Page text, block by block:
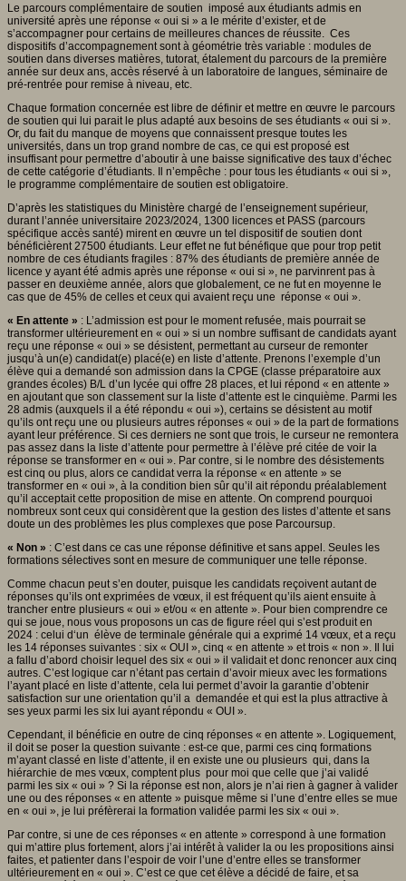
Le parcours complémentaire de soutien imposé aux étudiants admis en
université après une réponse « oui si » a le mérite d’exister, et de
s’accompagner pour certains de meilleures chances de réussite. Ces
dispositifs d’accompagnement sont à géométrie très variable : modules de
soutien dans diverses matières, tutorat, étalement du parcours de la première
année sur deux ans, accès réservé à un laboratoire de langues, séminaire de
pré-rentrée pour remise à niveau, etc.
Chaque formation concernée est libre de définir et mettre en œuvre le parcours
de soutien qui lui parait le plus adapté aux besoins de ses étudiants « oui si ».
Or, du fait du manque de moyens que connaissent presque toutes les
universités, dans un trop grand nombre de cas, ce qui est proposé est
insuffisant pour permettre d’aboutir à une baisse significative des taux d’échec
de cette catégorie d’étudiants. Il n’empêche : pour tous les étudiants « oui si »,
le programme complémentaire de soutien est obligatoire.
D’après les statistiques du Ministère chargé de l’enseignement supérieur,
durant l’année universitaire 2023/2024, 1300 licences et PASS (parcours
spécifique accès santé) mirent en œuvre un tel dispositif de soutien dont
bénéficièrent 27500 étudiants. Leur effet ne fut bénéfique que pour trop petit
nombre de ces étudiants fragiles : 87% des étudiants de première année de
licence y ayant été admis après une réponse « oui si », ne parvinrent pas à
passer en deuxième année, alors que globalement, ce ne fut en moyenne le
cas que de 45% de celles et ceux qui avaient reçu une réponse « oui ».
« En attente » : L’admission est pour le moment refusée, mais pourrait se
transformer ultérieurement en « oui » si un nombre suffisant de candidats ayant
reçu une réponse « oui » se désistent, permettant au curseur de remonter
jusqu’à un(e) candidat(e) placé(e) en liste d’attente. Prenons l’exemple d’un
élève qui a demandé son admission dans la CPGE (classe préparatoire aux
grandes écoles) B/L d’un lycée qui offre 28 places, et lui répond « en attente »
en ajoutant que son classement sur la liste d’attente est le cinquième. Parmi les
28 admis (auxquels il a été répondu « oui »), certains se désistent au motif
qu’ils ont reçu une ou plusieurs autres réponses « oui » de la part de formations
ayant leur préférence. Si ces derniers ne sont que trois, le curseur ne remontera
pas assez dans la liste d’attente pour permettre à l’élève pré citée de voir la
réponse se transformer en « oui ». Par contre, si le nombre des désistements
est cinq ou plus, alors ce candidat verra la réponse « en attente » se
transformer en « oui », à la condition bien sûr qu’il ait répondu préalablement
qu’il acceptait cette proposition de mise en attente. On comprend pourquoi
nombreux sont ceux qui considèrent que la gestion des listes d’attente et sans
doute un des problèmes les plus complexes que pose Parcoursup.
« Non » : C’est dans ce cas une réponse définitive et sans appel. Seules les
formations sélectives sont en mesure de communiquer une telle réponse.
Comme chacun peut s’en douter, puisque les candidats reçoivent autant de
réponses qu’ils ont exprimées de vœux, il est fréquent qu’ils aient ensuite à
trancher entre plusieurs « oui » et/ou « en attente ». Pour bien comprendre ce
qui se joue, nous vous proposons un cas de figure réel qui s’est produit en
2024 : celui d‘un élève de terminale générale qui a exprimé 14 vœux, et a reçu
les 14 réponses suivantes : six « OUI », cinq « en attente » et trois « non ». Il lui
a fallu d’abord choisir lequel des six « oui » il validait et donc renoncer aux cinq
autres. C’est logique car n’étant pas certain d’avoir mieux avec les formations
l’ayant placé en liste d’attente, cela lui permet d’avoir la garantie d’obtenir
satisfaction sur une orientation qu’il a demandée et qui est la plus attractive à
ses yeux parmi les six lui ayant répondu « OUI ».
Cependant, il bénéficie en outre de cinq réponses « en attente ». Logiquement,
il doit se poser la question suivante : est-ce que, parmi ces cinq formations
m’ayant classé en liste d’attente, il en existe une ou plusieurs qui, dans la
hiérarchie de mes vœux, comptent plus pour moi que celle que j’ai validé
parmi les six « oui » ? Si la réponse est non, alors je n’ai rien à gagner à valider
une ou des réponses « en attente » puisque même si l’une d’entre elles se mue
en « oui », je lui préfèrerai la formation validée parmi les six « oui ».
Par contre, si une de ces réponses « en attente » correspond à une formation
qui m’attire plus fortement, alors j’ai intérêt à valider la ou les propositions ainsi
faites, et patienter dans l’espoir de voir l’une d’entre elles se transformer
ultérieurement en « oui ». C’est ce que cet élève a décidé de faire, et sa